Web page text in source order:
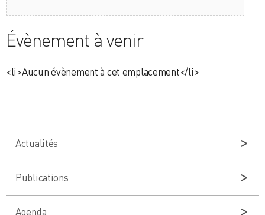
Évènement à venir
<li>Aucun évènement à cet emplacement</li>
Actualités
Publications
Agenda